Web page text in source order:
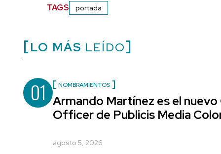
TAGS portada
LO MÁS LEÍDO
01 NOMBRAMIENTOS
Armando Martínez es el
Officer de Publicis Media
agosto 5, 2026